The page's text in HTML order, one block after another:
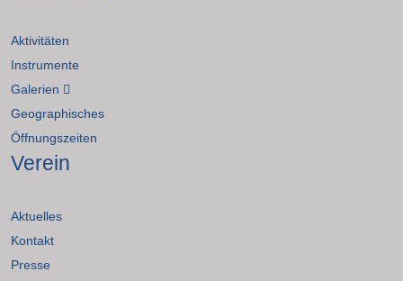
Aktivitäten
Instrumente
Galerien
Geographisches
Öffnungszeiten
Verein
Aktuelles
Kontakt
Presse